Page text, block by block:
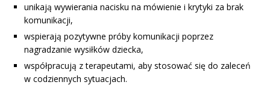
unikają wywierania nacisku na mówienie i krytyki za brak
komunikacji,
wspierają pozytywne próby komunikacji poprzez
nagradzanie wysiłków dziecka,
współpracują z terapeutami, aby stosować się do zaleceń
w codziennych sytuacjach.